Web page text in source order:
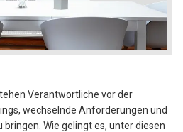
Verantwortliche vor der
wechselnde Anforderungen und
Wie gelingt es, unter diesen